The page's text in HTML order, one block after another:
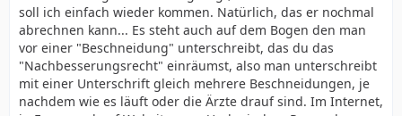
soll ich einfach wieder kommen. Natürlich, das er nochmal
abrechnen kann... Es steht auch auf dem Bogen den man
vor einer "Beschneidung" unterschreibt, das du das
"Nachbesserungsrecht" einräumst, also man unterschreibt
mit einer Unterschrift gleich mehrere Beschneidungen, je
nachdem wie es läuft oder die Ärzte drauf sind. Im Internet,